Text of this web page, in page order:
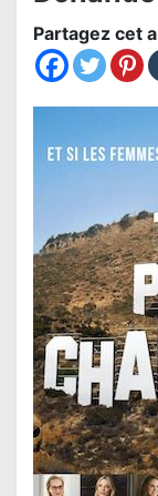
Partagez cet